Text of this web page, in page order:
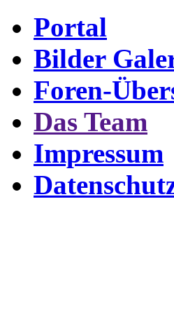
Portal
Bilder
Foren-
Das Team
Impressum